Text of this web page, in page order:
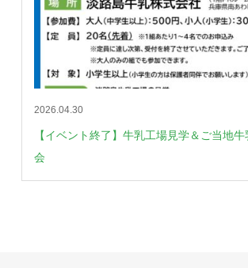
2026.04.30
【イベント終了】牛乳工場見学＆ご当地
会